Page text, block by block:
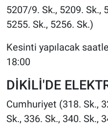
5207/9. Sk., 5209. Sk.,
5255. Sk., 5256. Sk.)
Kesinti yapılacak
18:00
DİKİLİ'DE
Cumhuriyet (318. Sk.,
Sk., 336. Sk., 340. Sk.,